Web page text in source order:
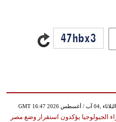
GMT 16:47 2026 الثلاثاء ,04 آب / أغسطس
الجيولوجيا يؤكدون استقرار وضع مصر